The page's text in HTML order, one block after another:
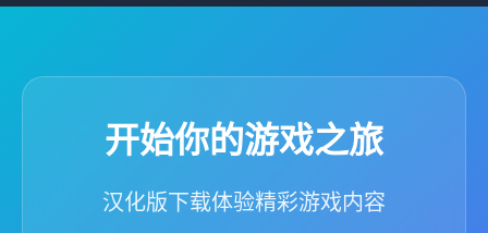
开始你的游戏之旅
汉化版下载体验精彩游戏内容